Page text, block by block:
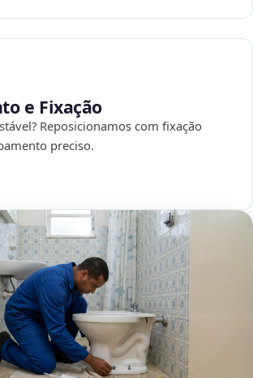
e Fixação
Reposicionamos com fixação
preciso.